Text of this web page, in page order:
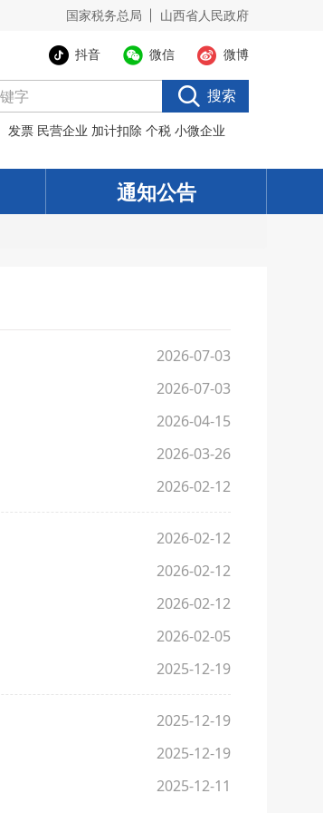
国家税务总局 山西省人民政府
抖音 微信 微博
搜索
发票 民营企业 加计扣除 个税 小微企业
通知公告
2026-07-03
2026-07-03
2026-04-15
2026-03-26
2026-02-12
2026-02-12
2026-02-12
2026-02-12
2026-02-05
2025-12-19
2025-12-19
2025-12-19
2025-12-11